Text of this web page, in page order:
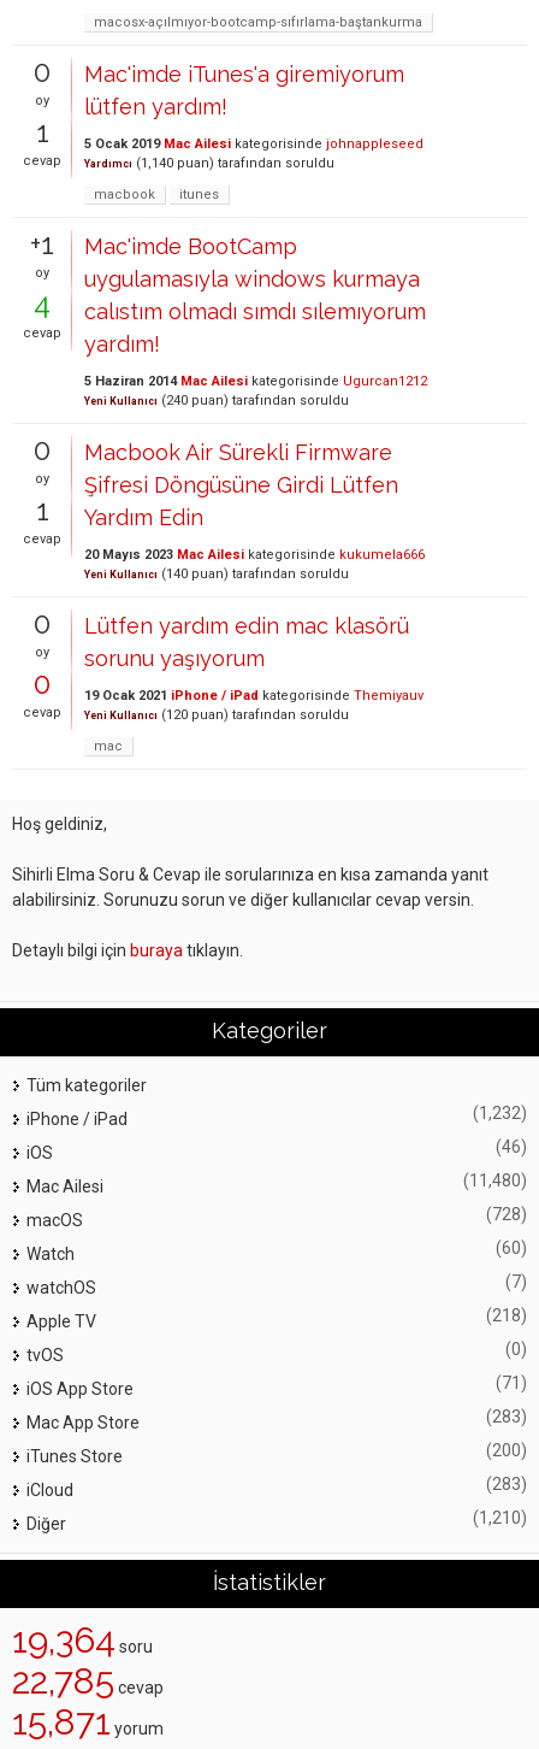
macosx-açılmıyor-bootcamp-sıfırlama-baştankurma
0
oy
1
cevap
Mac'imde iTunes'a giremiyorum
lütfen yardım!
5 Ocak 2019 Mac Ailesi kategorisinde johnappleseed
Yardımcı (1,140 puan) tarafından soruldu
macbook
itunes
+1
oy
4
cevap
Mac'imde BootCamp
uygulamasıyla windows kurmaya
calıstım olmadı sımdı sılemıyorum
yardım!
5 Haziran 2014 Mac Ailesi kategorisinde Ugurcan1212
Yeni Kullanıcı (240 puan) tarafından soruldu
0
oy
1
cevap
Macbook Air Sürekli Firmware
Şifresi Döngüsüne Girdi Lütfen
Yardım Edin
20 Mayıs 2023 Mac Ailesi kategorisinde kukumela666
Yeni Kullanıcı (140 puan) tarafından soruldu
0
oy
0
cevap
Lütfen yardım edin mac klasörü
sorunu yaşıyorum
19 Ocak 2021 iPhone / iPad kategorisinde Themiyauv
Yeni Kullanıcı (120 puan) tarafından soruldu
mac
Hoş geldiniz,
Sihirli Elma Soru & Cevap ile sorularınıza en kısa zamanda yanıt
alabilirsiniz. Sorunuzu sorun ve diğer kullanıcılar cevap versin.
Detaylı bilgi için buraya tıklayın.
Kategoriler
Tüm kategoriler
iPhone / iPad
(1,232)
iOS (46)
Mac Ailesi (11,480)
macOS (728)
Watch (60)
watchOS (7)
Apple TV (218)
tvOS (0)
iOS App Store (71)
Mac App Store (283)
iTunes Store (200)
iCloud (283)
Diğer (1,210)
İstatistikler
19,364 soru
22,785 cevap
15,871 yorum